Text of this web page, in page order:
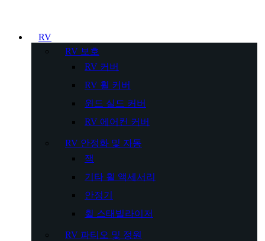
RV
RV 보호
RV 커버
RV 휠 커버
윈드 실드 커버
RV 에어컨 커버
RV 안정화 및 자동
잭
기타 휠 액세서리
안정기
휠 스태빌라이저
RV 파티오 및 정원